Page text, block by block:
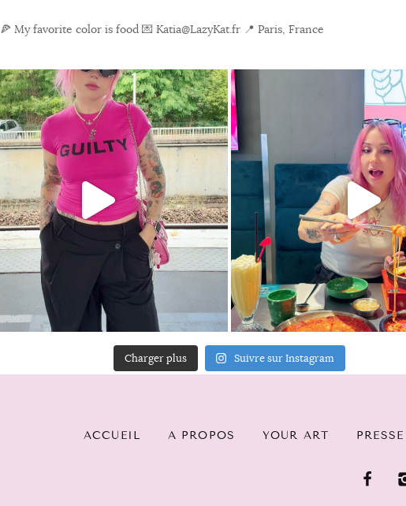
🍕 My favorite color is food 💌 Katia@LazyKat.fr 📍 Paris, France
Charger plus Suivre sur Instagram
ACCUEIL A PROPOS YOUR ART PRESSE